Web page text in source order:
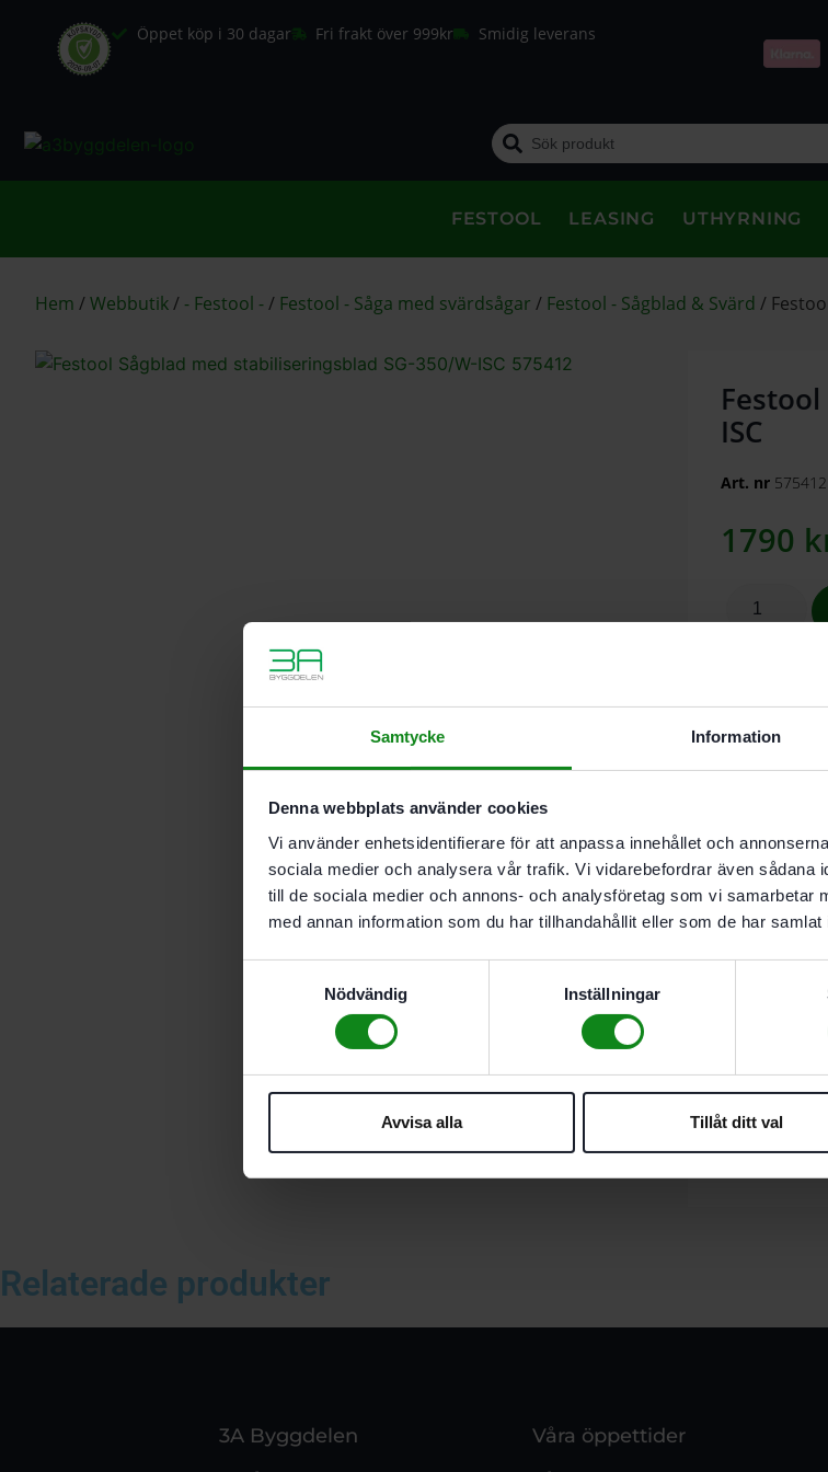
Samtycke Information
Denna webbplats använder cookies
Vi använder enhetsidentifierare för att anpassa innehållet och
sociala medier och analysera vår trafik. Vi vidarebefordrar även sådana
till de sociala medier och annons- och analysföretag som vi samarbetar
med annan information som du har tillhandahållit eller som de har
Nödvändig
Inställningar
Avvisa alla Tillåt ditt val
Öppet köp i 30 dagar Fri frakt över 999kr Smidig leverans
FESTOOL LEASING UTHYRNING
Hem /Webbutik/ - Festool -/ Festool - Såga med svärdsågar / Festool - Sågblad & Svärd /
ISC
Art. nr 575412
1790
I
För
Egenskaper
För
till
Ej
För
För
Relaterade produkter
3A Byggdelen Våra öppettider